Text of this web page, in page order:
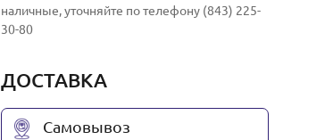
наличные, уточняйте по телефону (843) 225-
30-80
ДОСТАВКА
Самовывоз